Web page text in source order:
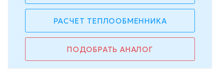
РАСЧЕТ ТЕПЛООБМЕННИКА
ПОДОБРАТЬ АНАЛОГ